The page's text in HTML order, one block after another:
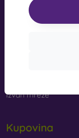
s kvalitetnom
dodatak.
markama su
se koristi samo
Guma i silikon
info@mobilonline.sk
Izvan mreže
Kupovina